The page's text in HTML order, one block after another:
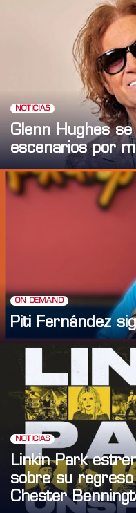
NOTICIAS
Glenn Hughes
escenarios por
ON DEMAND
Piti Fernández
NOTICIAS
Linkin Park
sobre su
Chester